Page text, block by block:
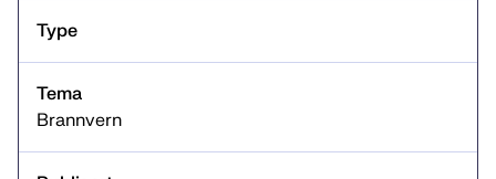
Brannvern